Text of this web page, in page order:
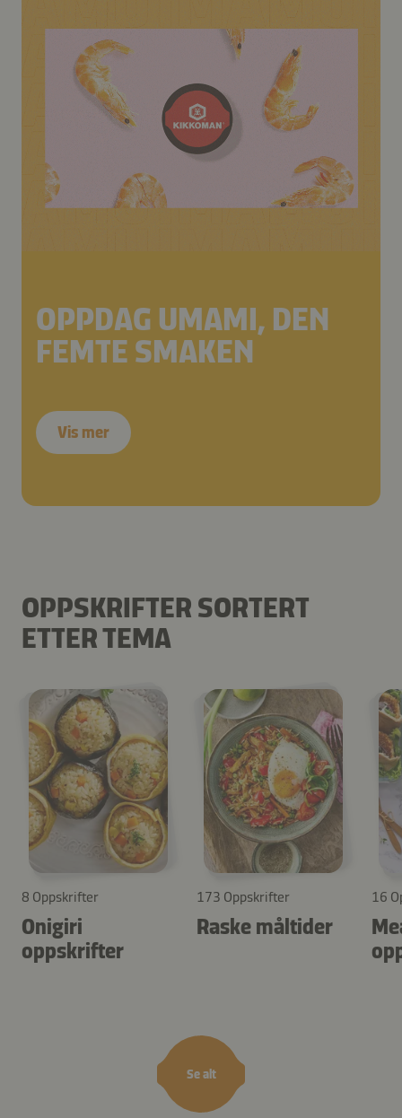
OPPDAG UMAMI, DEN
FEMTE SMAKEN
Vis mer
OPPSKRIFTER SORTERT
ETTER TEMA
Se alt
8 Oppskrifter
Onigiri
oppskrifter
173 Oppskrifter
Raske måltider
16